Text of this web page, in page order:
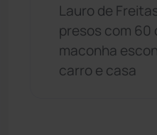
Lauro de
presos com 60
maconha
carro e casa